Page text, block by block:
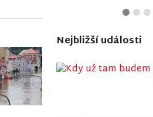
Nejbližší události